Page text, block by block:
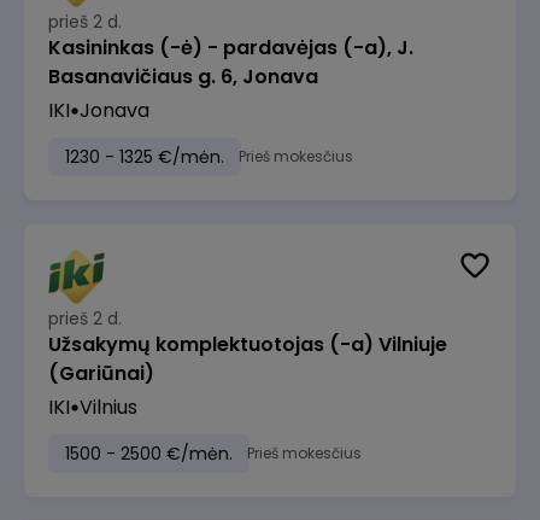
prieš 2 d.
Kasininkas (-ė) - pardavėjas (-a), J.
Basanavičiaus g. 6, Jonava
IKI Jonava
1230 - 1325 €/mėn. Prieš mokesčius
prieš 2 d.
Užsakymų komplektuotojas (-a) Vilniuje
(Gariūnai)
IKI Vilnius
1500 - 2500 €/mėn. Prieš mokesčius